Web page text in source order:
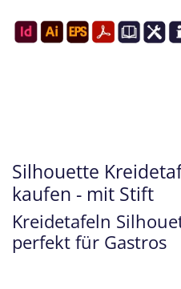
Silhouette
kaufen - mit Stift
Kreidetafeln
perfekt für Gastros